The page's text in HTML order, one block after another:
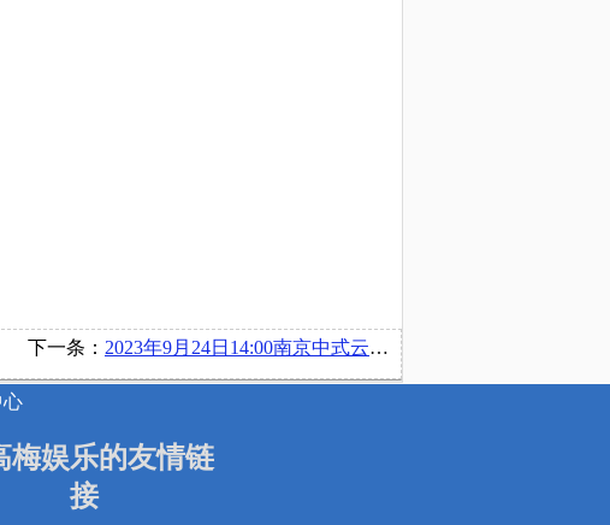
下一条： 2023年9月24日14:00南京中式云教育科技有限公司在博文楼220举行线下宣讲会
梅娱乐的友情链
接